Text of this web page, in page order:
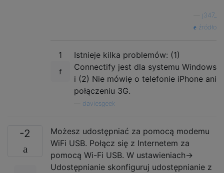
j347_
źródło
1
Istnieje kilka problemów: (1)
Connectify jest dla systemu Windows
i (2) Nie mówię o telefonie iPhone ani
połączeniu 3G.
daviesgeek
-2
Możesz udostępniać za pomocą modemu
WiFi USB. Połącz się z Internetem za
pomocą Wi-Fi USB. W ustawieniach->
Udostępnianie skonfiguruj udostępnianie z